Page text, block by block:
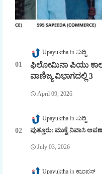
Upayuktha ಸುದ್ದಿ
ಫಿಲೋಮಿನಾ ಪಿಯು
ವಾಣಿಜ್ಯ ವಿಭಾಗದಲ್ಲಿ 3
April 09, 2026
Upayuktha ಸುದ್ದಿ
ಪುತ್ತೂರು: ಮುಕ್ವೆ ನಿವಾಸಿ
July 03, 2026
Upayuktha ಕ್ಯಾಂಪಸ್